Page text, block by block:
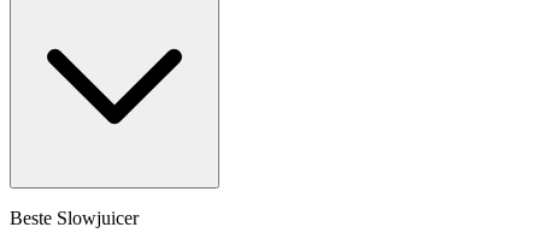
Beste Slowjuicer